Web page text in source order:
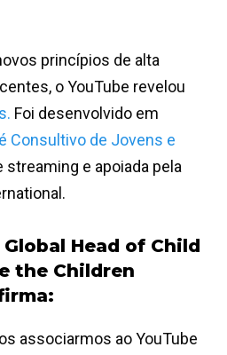
princípios de alta
o YouTube revelou
Foi desenvolvido em
Consultivo de Jovens e
streaming e apoiada pela
Head of Child
the Children
associarmos ao YouTube